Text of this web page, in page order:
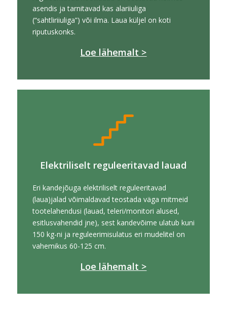
asendis ja tarnitavad kas alariiuliga
(“sahtliriiuliga”) või ilma. Laua küljel on koti
riputuskonks.
Loe lähemalt >
Elektriliselt reguleeritavad lauad
Eri kandejõuga elektriliselt reguleeritavad
(laua)jalad võimaldavad teostada väga mitmeid
tootelahendusi (lauad, teleri/monitori alused,
esitlusvahendid jne), sest kandevõime ulatub kuni
150 kg-ni ja reguleerimisulatus eri mudelitel on
vahemikus 60-125 cm.
Loe lähemalt >